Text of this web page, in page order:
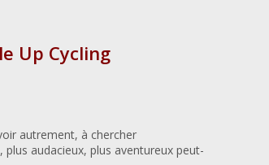
Up Cycling
autrement, à chercher
audacieux, plus aventureux peut-